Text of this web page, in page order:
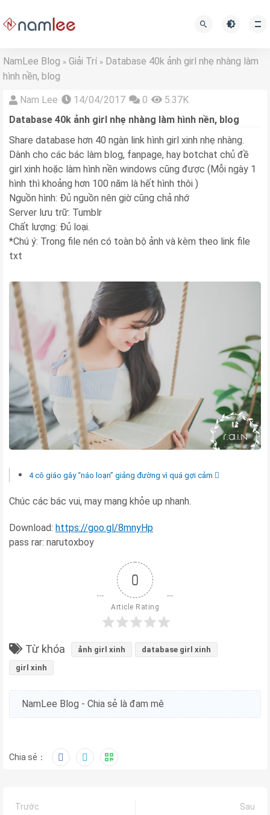
NamLee Blog » Giải Trí » Database 40k ảnh girl nhẹ nhàng làm
hình nền, blog
Nam Lee 14/04/2017 0
5.37K
Database 40k ảnh girl nhẹ nhàng làm hình nền, blog
Share database hơn 40 ngàn link hình girl xinh nhẹ nhàng.
Dành cho các bác làm blog, fanpage, hay botchat chủ đề
girl xinh hoặc làm hình nền windows cũng được (Mỗi ngày 1
hình thì khoảng hơn 100 năm là hết hình thôi )
Nguồn hình: Đủ nguồn nên giờ cũng chả nhớ
Server lưu trữ: Tumblr
Chất lượng: Đủ loại.
*Chú ý: Trong file nén có toàn bộ ảnh và kèm theo link file
txt
4 cô giáo gây “náo loạn” giảng đường vì quá gợi cảm
Chúc các bác vui, may mạng khỏe up nhanh.
Download: https://goo.gl/8mnyHp
pass rar: narutoxboy
0
Article Rating
Từ khóa ảnh girl xinh
database girl xinh
girl xinh
NamLee Blog - Chia sẻ là đam mê
Chia sẻ：
Trước
Sau